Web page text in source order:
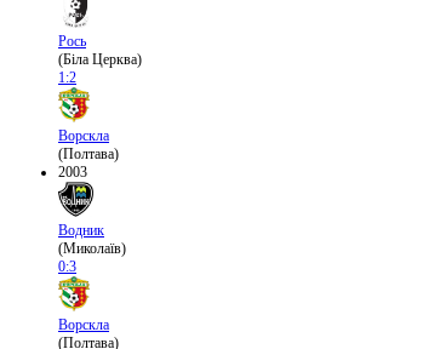
Рось
(Біла Церква)
1:2
Ворскла
(Полтава)
2003
Водник
(Миколаїв)
0:3
Ворскла
(Полтава)